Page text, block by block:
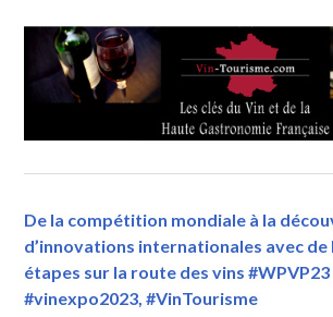
De la compétition mondiale à la
d’innovations internationales avec de
étapes sur la route des vins #WPVP23
#vinexpo2023, #VinTourisme